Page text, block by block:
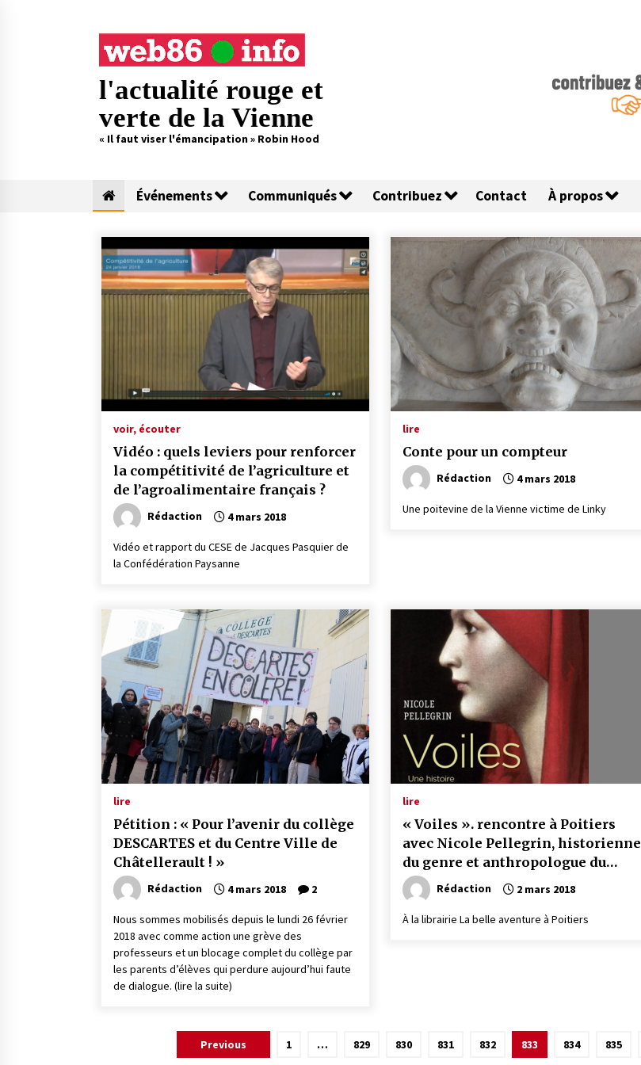
l'actualité rouge et
verte de la Vienne
« Il faut viser l'émancipation » Robin Hood
Événements Communiqués Contribuez Contact À propos
voir, écouter
Vidéo : quels leviers pour renforcer
la compétitivité de l’agriculture et
de l’agroalimentaire français ?
Rédaction 4 mars 2018
Vidéo et rapport du CESE de Jacques Pasquier de
la Confédération Paysanne
lire
Conte pour un compteur
Rédaction 4 mars 2018
Une poitevine de la Vienne victime de Linky
lire
Pétition : « Pour l’avenir du collège
DESCARTES et du Centre Ville de
Châtellerault ! »
Rédaction 4 mars 2018 2
Nous sommes mobilisés depuis le lundi 26 février
2018 avec comme action une grève des
professeurs et un blocage complet du collège par
les parents d’élèves qui perdure aujourd’hui faute
de dialogue. (lire la suite)
lire
« Voiles ». rencontre à Poitiers
avec Nicole Pellegrin, historienne
du genre et anthropologue du
vêtement au CNRS.
Rédaction 2 mars 2018
À la librairie La belle aventure à Poitiers
Previous 1 … 829 830 831 832 833 834 835